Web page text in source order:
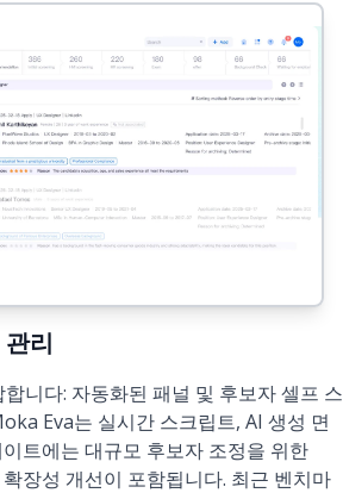
리
니다: 자동화된 패널 및 후보자 셀프 스
Eva는 실시간 스크립트, AI 생성 면
트에는 대규모 후보자 조정을 위한
장성 개선이 포함됩니다. 최근 벤치마